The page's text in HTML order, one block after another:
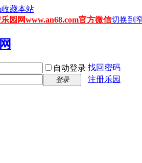
收藏本站
园网www.an68.com官方微信切换到
自动登录 找回密码
登录 注册乐园